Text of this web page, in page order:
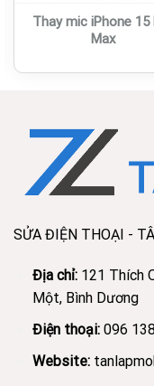
Thay mic iPhone 15
Max
SỬA ĐIỆN THOẠI -
Địa chỉ: 121 Thích
Một, Bình Dương
Điện thoại: 096
Website: